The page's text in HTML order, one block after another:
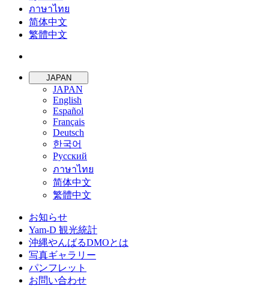
ภาษาไทย
简体中文
繁體中文
JAPAN
JAPAN
English
Español
Français
Deutsch
한국어
Русский
ภาษาไทย
简体中文
繁體中文
お知らせ
Yam-D 観光統計
沖縄やんばるDMOとは
写真ギャラリー
パンフレット
お問い合わせ